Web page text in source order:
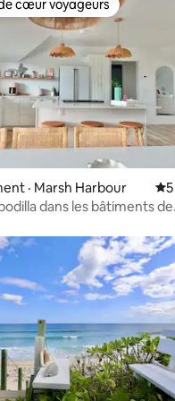
sur 5, 3 commentaires
cœur voyageurs parmi les
cœur voyageurs
· Marsh Harbour
dans les bâtiments de